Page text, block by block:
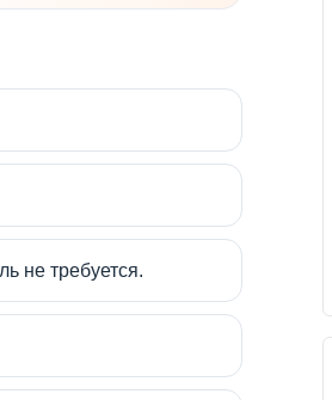
не требуется.